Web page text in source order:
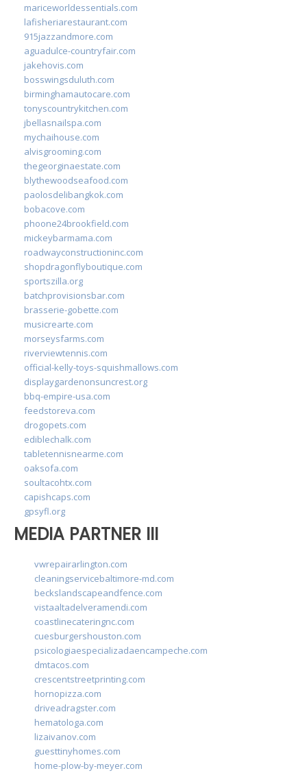
mariceworldessentials.com
lafisheriarestaurant.com
915jazzandmore.com
aguadulce-countryfair.com
jakehovis.com
bosswingsduluth.com
birminghamautocare.com
tonyscountrykitchen.com
jbellasnailspa.com
mychaihouse.com
alvisgrooming.com
thegeorginaestate.com
blythewoodseafood.com
paolosdelibangkok.com
bobacove.com
phoone24brookfield.com
mickeybarmama.com
roadwayconstructioninc.com
shopdragonflyboutique.com
sportszilla.org
batchprovisionsbar.com
brasserie-gobette.com
musicrearte.com
morseysfarms.com
riverviewtennis.com
official-kelly-toys-squishmallows.com
displaygardenonsuncrest.org
bbq-empire-usa.com
feedstoreva.com
drogopets.com
ediblechalk.com
tabletennisnearme.com
oaksofa.com
soultacohtx.com
capishcaps.com
gpsyfl.org
MEDIA PARTNER III
vwrepairarlington.com
cleaningservicebaltimore-md.com
beckslandscapeandfence.com
vistaaltadelveramendi.com
coastlinecateringnc.com
cuesburgershouston.com
psicologiaespecializadaencampeche.com
dmtacos.com
crescentstreetprinting.com
hornopizza.com
driveadragster.com
hematologa.com
lizaivanov.com
guesttinyhomes.com
home-plow-by-meyer.com